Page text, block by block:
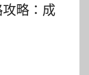
略：成